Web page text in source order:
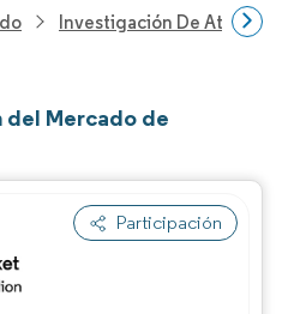
Investigación De
del Mercado de
Participación